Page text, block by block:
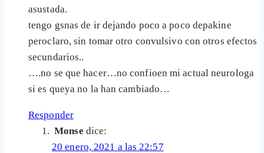
asustada.
tengo gsnas de ir dejando poco a poco depakine
peroclaro, sin tomar otro convulsivo con otros efectos
secundarios..
….no se que hacer…no confioen mi actual neurologa
si es queya no la han cambiado…
Responder
Monse dice:
20 enero, 2021 a las 22:57